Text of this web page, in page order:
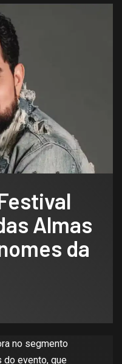
Almas
da
no segmento
do evento, que